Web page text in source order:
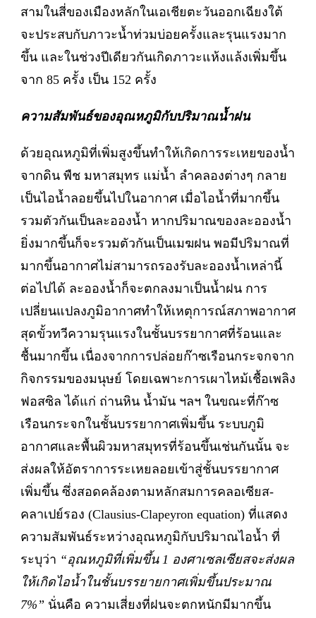
สามในสี่ของเมืองหลักในเอเชียตะวันออกเฉียงใต้
จะประสบกับภาวะน้ำท่วมบ่อยครั้งและรุนแรงมาก
ขึ้น และในช่วงปีเดียวกันเกิดภาวะแห้งแล้งเพิ่มขึ้น
จาก 85 ครั้ง เป็น 152 ครั้ง
ความสัมพันธ์ของอุณหภูมิกับปริมาณน้ำฝน
ด้วยอุณหภูมิที่เพิ่มสูงขึ้นทำให้เกิดการระเหยของน้ำ
จากดิน พืช มหาสมุทร แม่น้ำ ลำคลองต่างๆ กลาย
เป็นไอน้ำลอยขึ้นไปในอากาศ เมื่อไอน้ำที่มากขึ้น
รวมตัวกันเป็นละอองน้ำ หากปริมาณของละอองน้ำ
ยิ่งมากขึ้นก็จะรวมตัวกันเป็นเมฆฝน พอมีปริมาณที่
มากขึ้นอากาศไม่สามารถรองรับละอองน้ำเหล่านี้
ต่อไปได้ ละอองน้ำก็จะตกลงมาเป็นน้ำฝน การ
เปลี่ยนแปลงภูมิอากาศทำให้เหตุการณ์สภาพอากาศ
สุดขั้วทวีความรุนแรงในชั้นบรรยากาศที่ร้อนและ
ชื้นมากขึ้น เนื่องจากการปล่อยก๊าซเรือนกระจกจาก
กิจกรรมของมนุษย์ โดยเฉพาะการเผาไหม้เชื้อเพลิง
ฟอสซิล ได้แก่ ถ่านหิน น้ำมัน ฯลฯ ในขณะที่ก๊าซ
เรือนกระจกในชั้นบรรยากาศเพิ่มขึ้น ระบบภูมิ
อากาศและพื้นผิวมหาสมุทรที่ร้อนขึ้นเช่นกันนั้น จะ
ส่งผลให้อัตราการระเหยลอยเข้าสู่ชั้นบรรยากาศ
เพิ่มขึ้น ซึ่งสอดคล้องตามหลักสมการคลอเซียส-
คลาเปย์รอง (Clausius-Clapeyron equation) ที่แสดง
ความสัมพันธ์ระหว่างอุณหภูมิกับปริมาณไอน้ำ ที่
ระบุว่า “อุณหภูมิที่เพิ่มขึ้น 1 องศาเซลเซียสจะส่งผล
ให้เกิดไอน้ำในชั้นบรรยายกาศเพิ่มขึ้นประมาณ
7%” นั่นคือ ความเสี่ยงที่ฝนจะตกหนักมีมากขึ้น